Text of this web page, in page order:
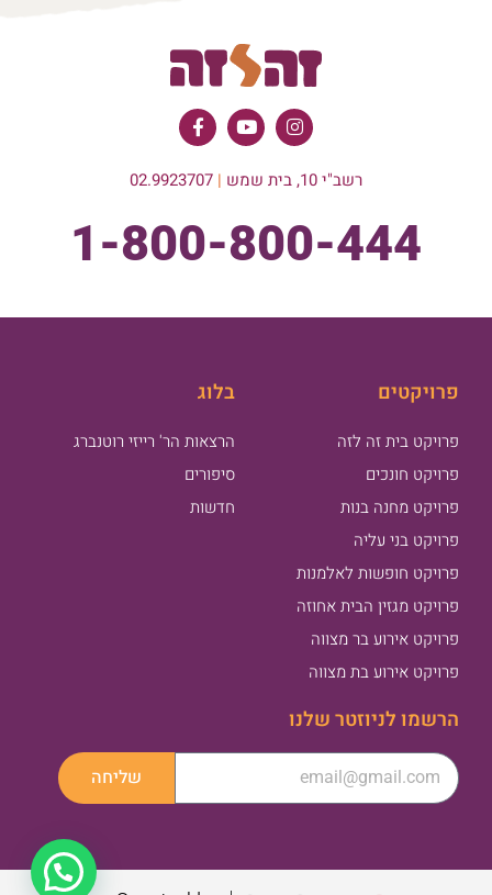
רשב"י 10, בית שמש |
1-800-800-444
פרויקטים
פרויקט בית זה לזה
פרויקט חונכים
פרויקט מחנה בנות
פרויקט בני עליה
פרויקט חופשות לאלמנות
פרויקט מגזין הבית אחוזה
פרויקט אירוע בר מצווה
פרויקט אירוע בת מצווה
בלוג
הרצאות הר' רייזי רוטנברג
סיפורים
חדשות
הרשמו לניוזטר שלנו
שליחה